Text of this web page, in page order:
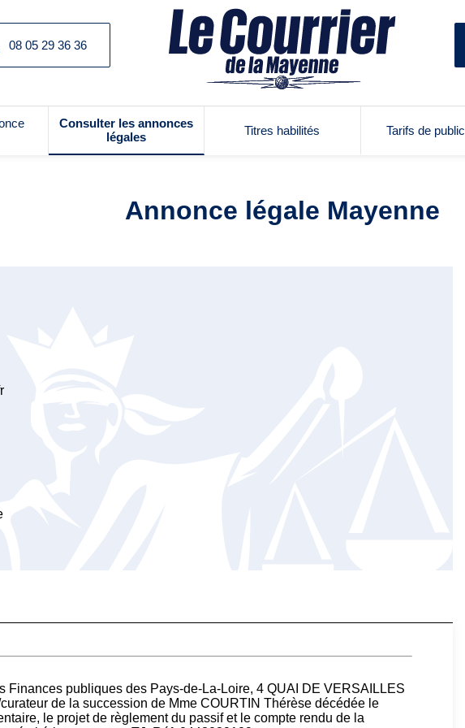
08 05 29 36 36
Consulter les annonces
légales
Titres habilités Tarifs de
Annonce légale Mayenne
Finances publiques des Pays-de-La-Loire, 4 QUAI DE VERSAILLES
de la succession de Mme COURTIN Thérèse décédée le
le projet de règlement du passif et le compte rendu de la